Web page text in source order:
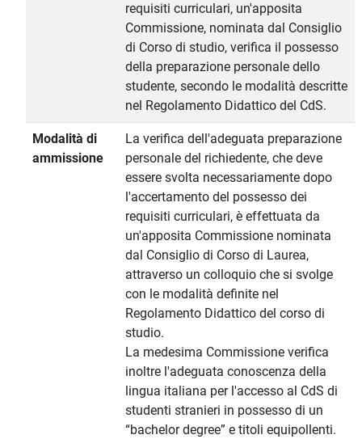
requisiti curriculari, un'apposita
Commissione, nominata dal Consiglio
di Corso di studio, verifica il possesso
della preparazione personale dello
studente, secondo le modalità descritte
nel Regolamento Didattico del CdS.
Modalità di
ammissione
La verifica dell'adeguata preparazione
personale del richiedente, che deve
essere svolta necessariamente dopo
l'accertamento del possesso dei
requisiti curriculari, è effettuata da
un'apposita Commissione nominata
dal Consiglio di Corso di Laurea,
attraverso un colloquio che si svolge
con le modalità definite nel
Regolamento Didattico del corso di
studio.
La medesima Commissione verifica
inoltre l'adeguata conoscenza della
lingua italiana per l'accesso al CdS di
studenti stranieri in possesso di un
“bachelor degree” e titoli equipollenti.